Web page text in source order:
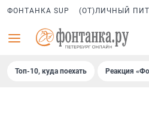
ФОНТАНКА SUP (ОТ)ЛИЧНЫЙ
Топ-10, куда поехать Реакция